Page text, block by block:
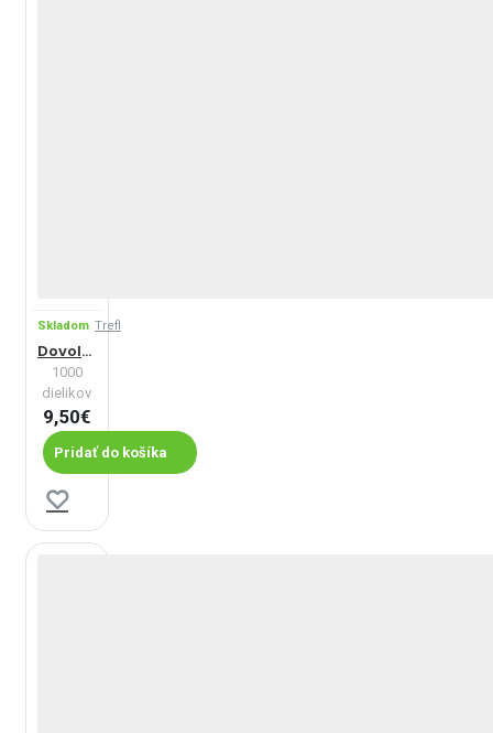
Skladom Trefl
Dovolenka v Taliansku
1000
dielikov
9,50€
Pridať do košíka